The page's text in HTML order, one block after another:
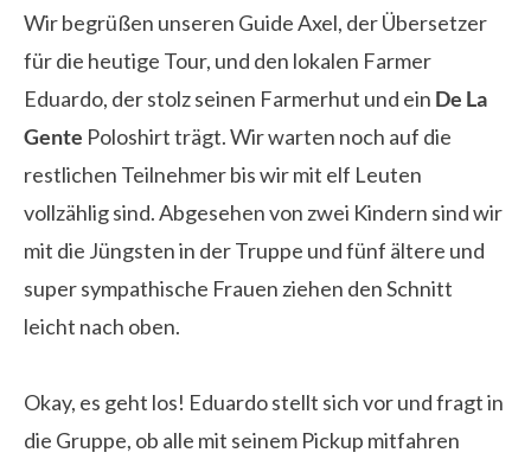
Wir begrüßen unseren Guide Axel, der Übersetzer
für die heutige Tour, und den lokalen Farmer
Eduardo, der stolz seinen Farmerhut und ein De La
Gente Poloshirt trägt. Wir warten noch auf die
restlichen Teilnehmer bis wir mit elf Leuten
vollzählig sind. Abgesehen von zwei Kindern sind wir
mit die Jüngsten in der Truppe und fünf ältere und
super sympathische Frauen ziehen den Schnitt
leicht nach oben.
Okay, es geht los! Eduardo stellt sich vor und fragt in
die Gruppe, ob alle mit seinem Pickup mitfahren